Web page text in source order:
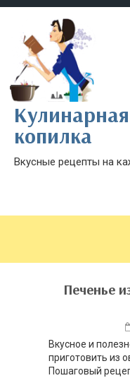
Кулинарная
копилка
Вкусные рецепты на
Печенье
Вкусное и
приготовить из
Пошаговый